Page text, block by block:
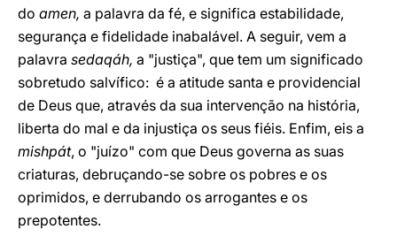
do amen, a palavra da fé, e significa estabilidade,
segurança e fidelidade inabalável. A seguir, vem a
palavra sedaqáh, a "justiça", que tem um significado
sobretudo salvífico: é a atitude santa e providencial
de Deus que, através da sua intervenção na história,
liberta do mal e da injustiça os seus fiéis. Enfim, eis a
mishpát, o "juízo" com que Deus governa as suas
criaturas, debruçando-se sobre os pobres e os
oprimidos, e derrubando os arrogantes e os
prepotentes.